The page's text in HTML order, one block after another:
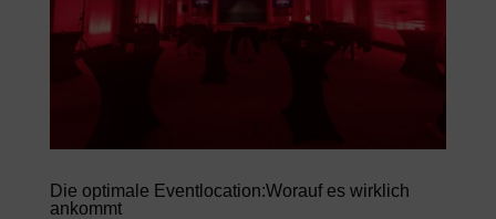
Die optimale Eventlocation:Worauf es wirklich
ankommt